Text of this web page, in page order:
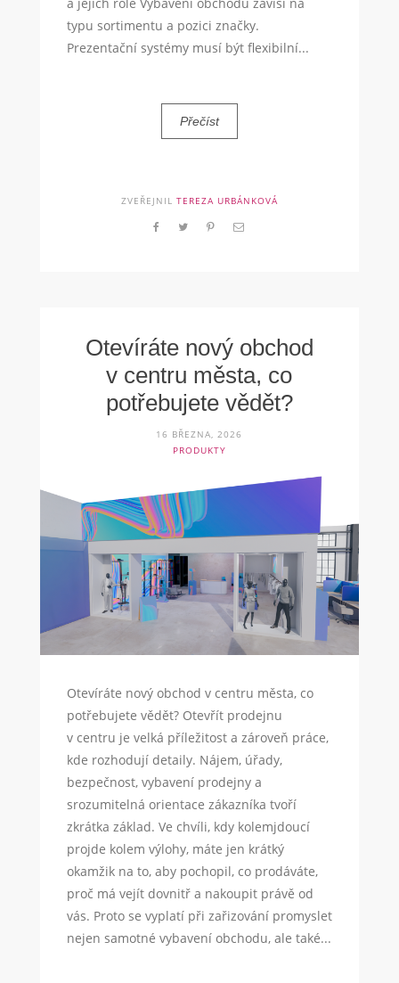
typu sortimentu a pozici značky.
Prezentační systémy musí být flexibilní...
Přečíst
ZVEŘEJNIL TEREZA URBÁNKOVÁ
Otevíráte nový obchod
v centru města, co
potřebujete vědět?
16 BŘEZNA, 2026
PRODUKTY
Otevíráte nový obchod v centru města, co
potřebujete vědět? Otevřít prodejnu
v centru je velká příležitost a zároveň práce,
kde rozhodují detaily. Nájem, úřady,
bezpečnost, vybavení prodejny a
srozumitelná orientace zákazníka tvoří
zkrátka základ. Ve chvíli, kdy kolemjdoucí
projde kolem výlohy, máte jen krátký
okamžik na to, aby pochopil, co prodáváte,
proč má vejít dovnitř a nakoupit právě od
vás. Proto se vyplatí při zařizování promyslet
nejen samotné vybavení obchodu, ale také...